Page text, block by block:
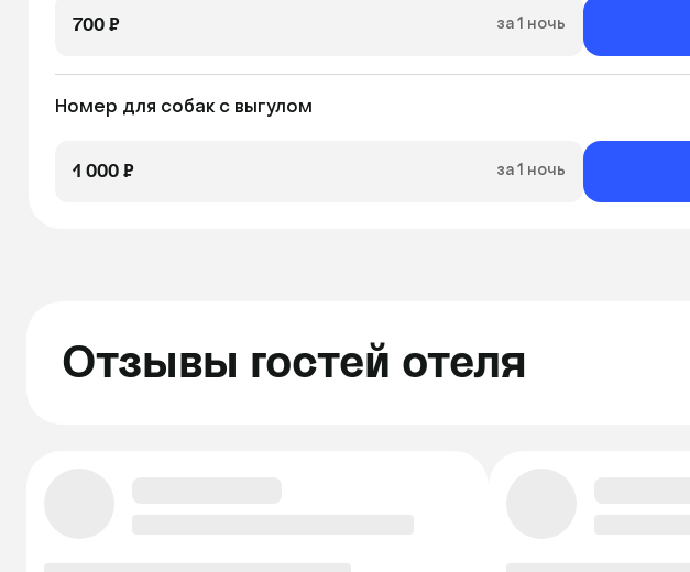
700 ₽ за 1 ночь
Номер для собак с выгулом
1 000 ₽ за 1 ночь
Отзывы гостей отеля